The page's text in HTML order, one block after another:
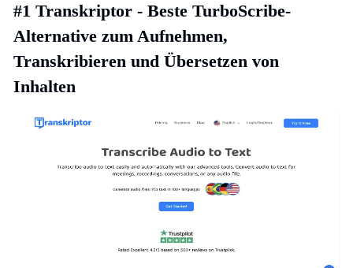
#1 Transkriptor - Beste TurboScribe-
Alternative zum Aufnehmen,
Transkribieren und Übersetzen von
Inhalten